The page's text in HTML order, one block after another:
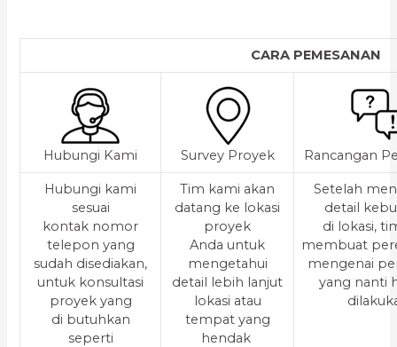
CARA PEMESANAN
Hubungi Kami Survey Proyek Rancangan
Hubungi kami
sesuai
kontak nomor
telepon yang
sudah disediakan,
untuk konsultasi
proyek yang
di butuhkan
seperti
Tim kami akan
datang ke lokasi
proyek
Anda untuk
mengetahui
detail lebih lanjut
lokasi atau
tempat yang
hendak
Setelah
detail
di lokasi,
membuat
mengenai
yang nanti